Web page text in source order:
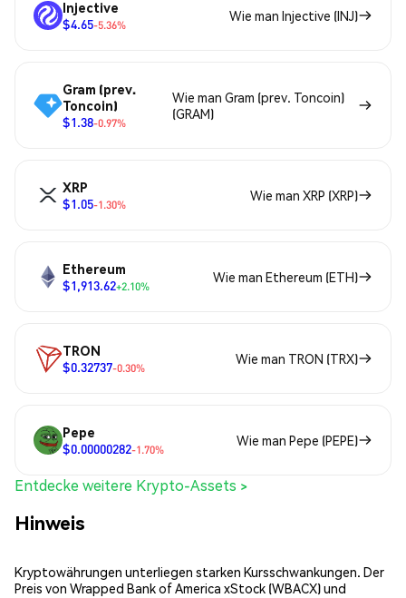
Injective
$4.65-5.36%
Wie man Injective (INJ)
Gram (prev.
Toncoin)
$1.38-0.97%
Wie man Gram (prev. Toncoin)
(GRAM)
XRP
$1.05-1.30%
Wie man XRP (XRP)
Ethereum
$1,913.62+2.10%
Wie man Ethereum (ETH)
TRON
$0.32737-0.30%
Wie man TRON (TRX)
Pepe
$0.00000282-1.70%
Wie man Pepe (PEPE)
Entdecke weitere Krypto-Assets >
Hinweis
Kryptowährungen unterliegen starken Kursschwankungen. Der
Preis von Wrapped Bank of America xStock (WBACX) und